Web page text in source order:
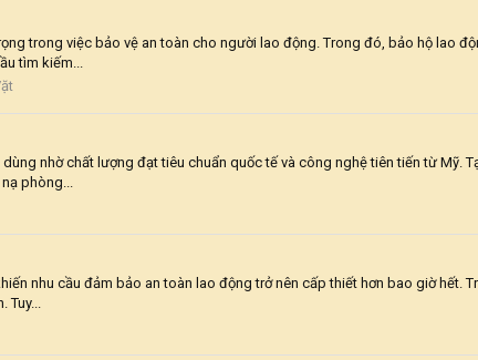
trong việc bảo vệ an toàn cho người lao động. Trong đó, bảo hộ lao
tìm kiếm...
nhờ chất lượng đạt tiêu chuẩn quốc tế và công nghệ tiên tiến từ Mỹ.
phòng...
nhu cầu đảm bảo an toàn lao động trở nên cấp thiết hơn bao giờ hết.
Tuy...